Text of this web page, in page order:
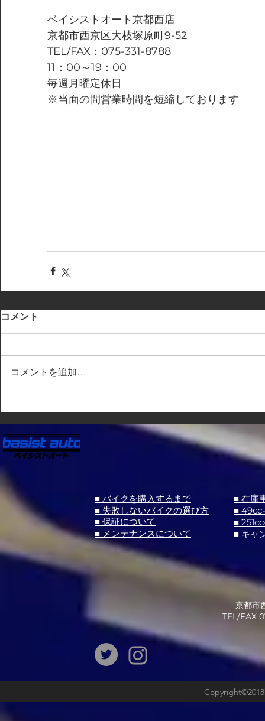
ベイシストオート京都西店
京都市西京区大枝塚原町9-52
TEL/FAX：075-331-8788
11：00～19：00
毎週月曜定休日
※当面の間営業時間を短縮しております
コメント
コメントを追加…
■ バイクを購入するまで
■ 失敗しないバイクの選び方
■ 保証について
■ メンテナンスについて
■ 在庫
■
■
■ キャ
京都市
​TEL/FAX